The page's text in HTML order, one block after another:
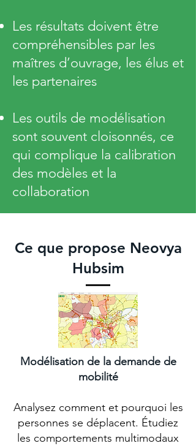
Les résultats doivent être
compréhensibles par les
maîtres d’ouvrage, les élus et
les partenaires
Les outils de modélisation
sont souvent cloisonnés, ce
qui complique la calibration
des modèles et la
collaboration
Ce que propose Neovya
Hubsim
Modélisation de la demande de
mobilité
Analysez comment et pourquoi les
personnes se déplacent. Étudiez
les comportements multimodaux